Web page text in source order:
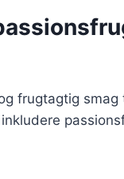
frugtagtig